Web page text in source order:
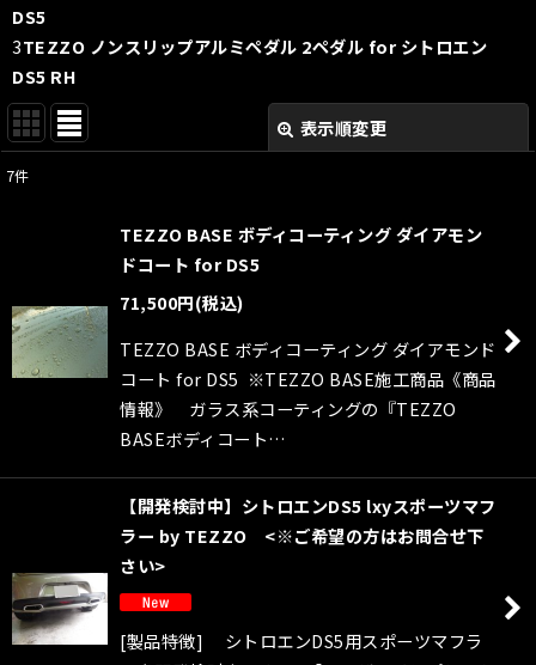
DS5
3TEZZO ノンスリップアルミペダル 2ペダル for シトロエン
DS5 RH
表示順変更
7件
TEZZO BASE ボディコーティング ダイアモン
ドコート for DS5
71,500円(税込)
TEZZO BASE ボディコーティング ダイアモンド
コート for DS5 ※TEZZO BASE施工商品《商品
情報》 ガラス系コーティングの『TEZZO
BASEボディコート…
【開発検討中】シトロエンDS5 lxyスポーツマフ
ラー by TEZZO <※ご希望の方はお問合せ下
さい>
[製品特徴] シトロエンDS5用スポーツマフラ